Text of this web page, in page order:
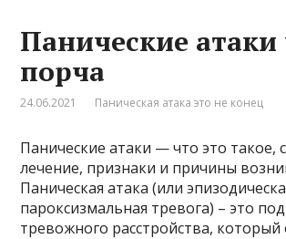
Панические атаки
порча
24.06.2021 Паническая атака это не конец
Панические атаки — что это такое,
лечение, признаки и причины
Паническая атака (или
пароксизмальная тревога) – это
тревожного расстройства, который